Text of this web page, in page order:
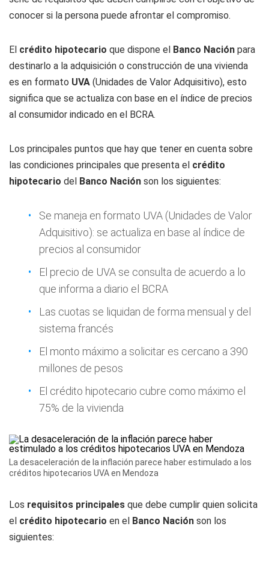
conocer si la persona puede afrontar el compromiso.
El crédito hipotecario que dispone el Banco Nación para
destinarlo a la adquisición o construcción de una vivienda
es en formato UVA (Unidades de Valor Adquisitivo), esto
significa que se actualiza con base en el índice de precios
al consumidor indicado en el BCRA.
Los principales puntos que hay que tener en cuenta sobre
las condiciones principales que presenta el crédito
hipotecario del Banco Nación son los siguientes:
Se maneja en formato UVA (Unidades de Valor
Adquisitivo): se actualiza en base al índice de
precios al consumidor
El precio de UVA se consulta de acuerdo a lo
que informa a diario el BCRA
Las cuotas se liquidan de forma mensual y del
sistema francés
El monto máximo a solicitar es cercano a 390
millones de pesos
El crédito hipotecario cubre como máximo el
75% de la vivienda
La desaceleración de la inflación parece haber estimulado a los
créditos hipotecarios UVA en Mendoza
Los requisitos principales que debe cumplir quien solicita
el crédito hipotecario en el Banco Nación son los
siguientes: